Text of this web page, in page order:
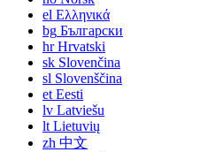
el Ελληνικά
bg Български
hrHrvatski
sk Slovenčina
sl Slovenščina
et Eesti
lv Latviešu
lt Lietuvių
zh 中文